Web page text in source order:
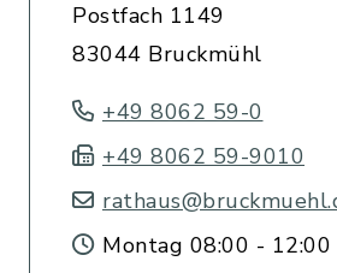
Postfach 1149
83044 Bruckmühl
+49 8062 59-0
+49 8062 59-9010
Montag 08:00 -